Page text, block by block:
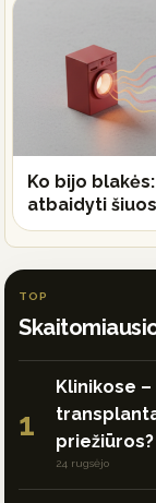
Ko bijo
atbaidyti
TOP
1
Klinikose
priežiūros?
24 rugsėjo